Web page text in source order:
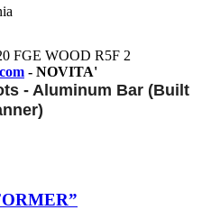
- NOVITA'
- Aluminum Bar (Built